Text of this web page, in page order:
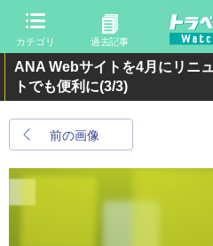
カテゴリ 過去記事
ANA Webサイトを4月にリニ
トでも便利に(3/3)
前の画像